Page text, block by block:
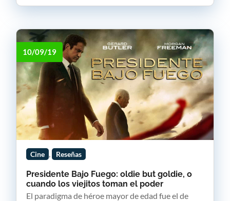
Presidente Bajo Fuego: oldie but goldie, o
cuando los viejitos toman el poder
10/09/19
Cine , Reseñas
El paradigma de héroe mayor de edad fue el de